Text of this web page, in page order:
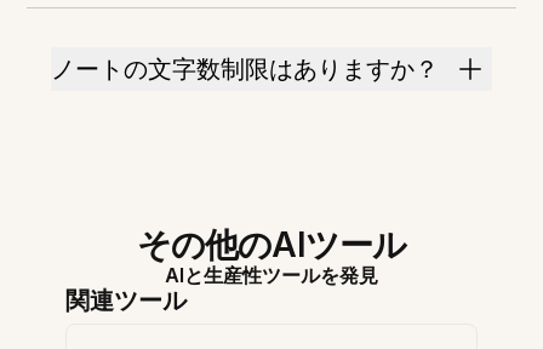
ノートの文字数制限はありますか？
その他のAIツール
AIと生産性ツールを発見
関連ツール